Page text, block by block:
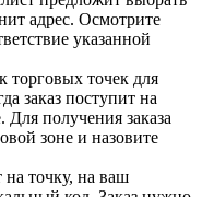
адрес. Осмотрите
указанной
торговых точек для
заказ поступит на
получения заказа
зоне и назовите
на точку, на ваш